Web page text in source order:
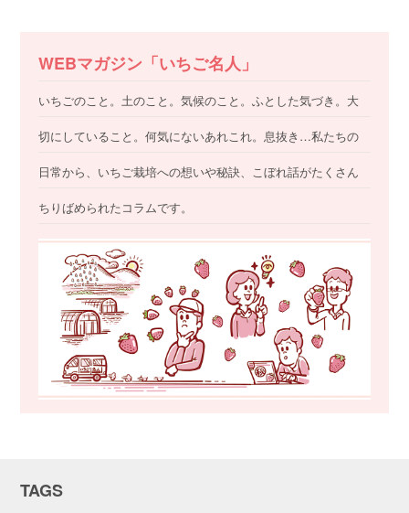
WEBマガジン「いちご名人」
いちごのこと。土のこと。気候のこと。ふとした気づき。大
切にしていること。何気にないあれこれ。息抜き…私たちの
日常から、いちご栽培への想いや秘訣、こぼれ話がたくさん
ちりばめられたコラムです。
TAGS